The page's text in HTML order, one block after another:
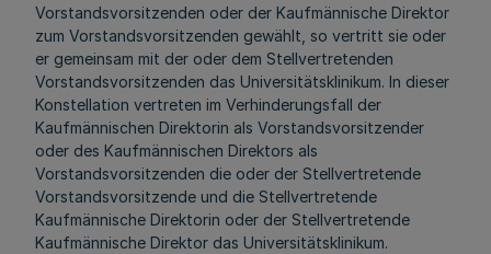
Vorstandsvorsitzenden oder der Kaufmännische Direktor
zum Vorstandsvorsitzenden gewählt, so vertritt sie oder
er gemeinsam mit der oder dem Stellvertretenden
Vorstandsvorsitzenden das Universitätsklinikum. In dieser
Konstellation vertreten im Verhinderungsfall der
Kaufmännischen Direktorin als Vorstandsvorsitzender
oder des Kaufmännischen Direktors als
Vorstandsvorsitzenden die oder der Stellvertretende
Vorstandsvorsitzende und die Stellvertretende
Kaufmännische Direktorin oder der Stellvertretende
Kaufmännische Direktor das Universitätsklinikum.